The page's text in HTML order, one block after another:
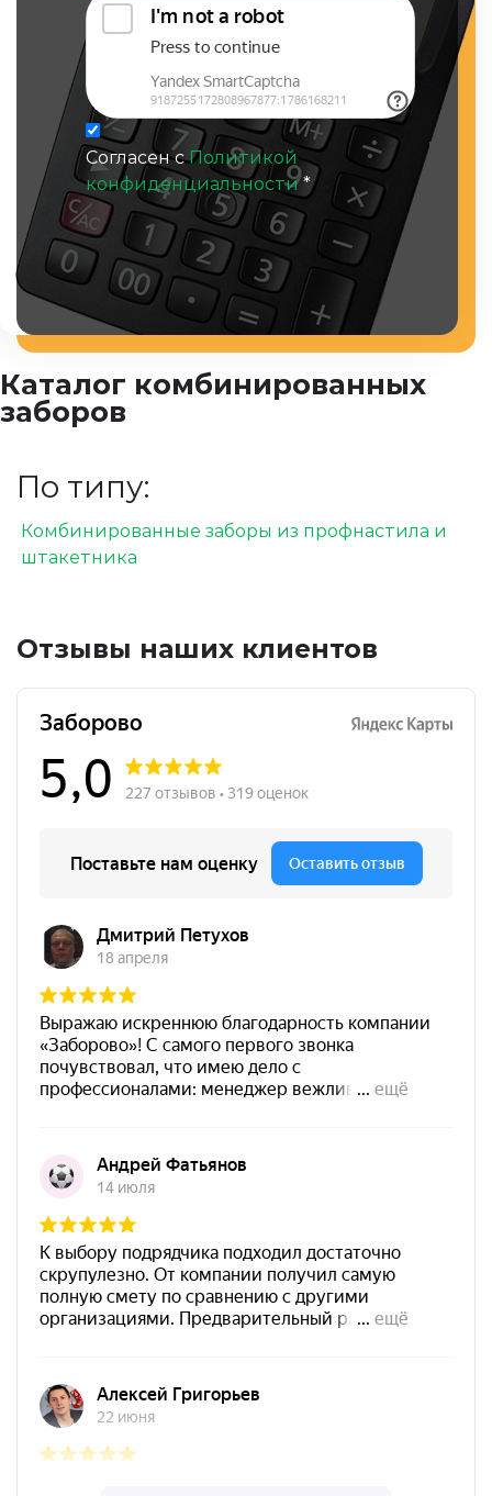
Согласен сПолитикой
конфиденциальности *
Каталог комбинированных
заборов
По типу:
Комбинированные заборы из профнастила и
штакетника
Отзывы наших клиентов